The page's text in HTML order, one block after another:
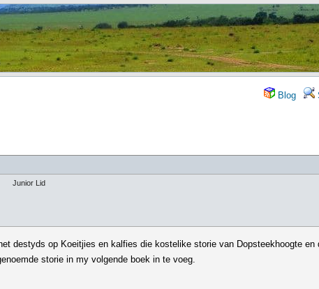
Blog
Junior Lid
destyds op Koeitjies en kalfies die kostelike storie van Dopsteekhoogte
storie in my volgende boek in te voeg.